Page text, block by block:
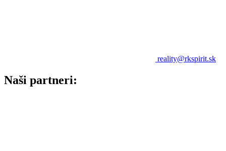
reality@rkspirit.sk
Naši partneri: